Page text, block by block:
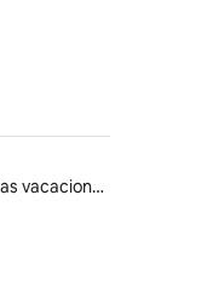
Casas enterradas vacacionales